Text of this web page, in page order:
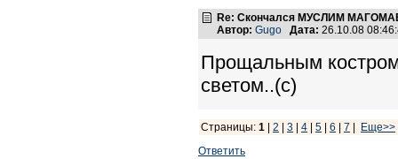
Re: Скончался МУСЛИМ
Автор: Gugo Дата: 26.10.08
Прощальным
светом..(с)
Страницы: 1 2 3 4 5 6 7
Еще>>
Ответить